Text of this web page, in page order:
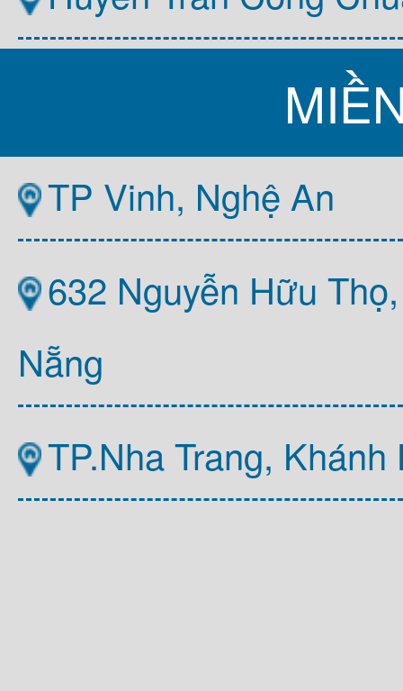
TP Vinh, Nghệ An
632 Nguyễn Hữu
Nẵng
TP.Nha Trang, Khánh